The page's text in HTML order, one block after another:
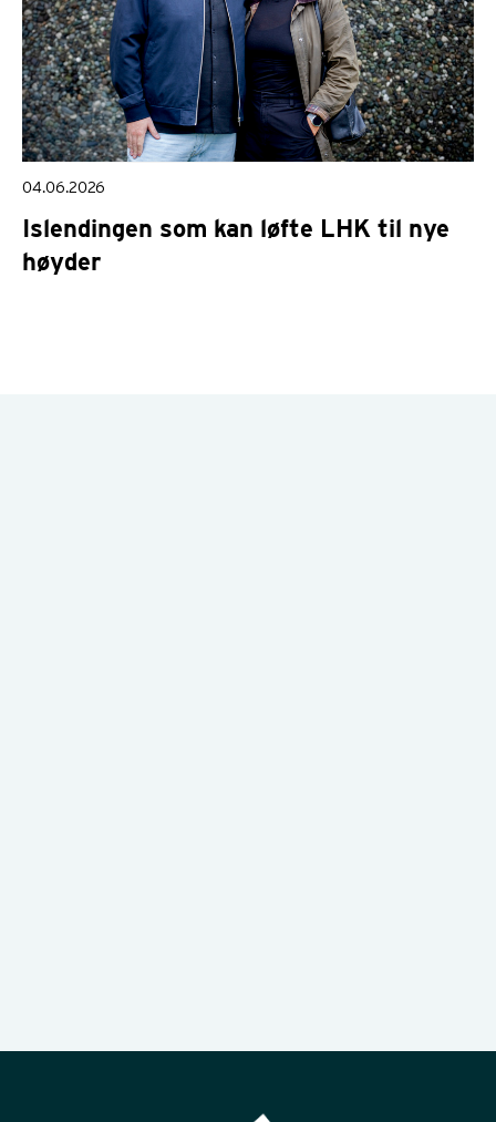
04.06.2026
Islendingen som kan løfte LHK til nye
høyder